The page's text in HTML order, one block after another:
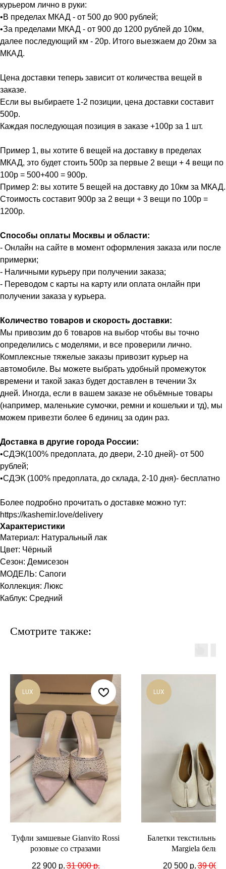
курьером лично в руки:
•В пределах МКАД - от 500 до 900 рублей;
•За пределами МКАД - от 900 до 1200 рублей до 10км,
далее последующий км - 20р. Итого выезжаем до 20км за
МКАД.
Цена доставки теперь зависит от количества вещей в
заказе.
Если вы выбираете 1-2 позиции, цена доставки составит
500р.
Каждая последующая позиция в заказе +100р за 1 шт.
Пример 1, вы хотите 6 вещей на доставку в пределах
МКАД, это будет стоить 500р за первые 2 вещи + 4 вещи по
100р = 500+400 = 900р.
Пример 2: вы хотите 5 вещей на доставку до 10км за МКАД.
Стоимость составит 900р за 2 вещи + 3 вещи по 100р =
1200р.
Способы оплаты Москвы и области:
- Онлайн на сайте в момент оформления заказа или после
примерки;
- Наличными курьеру при получении заказа;
- Переводом с карты на карту или оплата онлайн при
получении заказа у курьера.
Количество товаров и скорость доставки:
Мы привозим до 6 товаров на выбор чтобы вы точно
определились с моделями, и все проверили лично.
Комплексные тяжелые заказы привозит курьер на
автомобиле. Вы можете выбрать удобный промежуток
времени и такой заказ будет доставлен в течении 3х
дней. Иногда, если в вашем заказе не объёмные товары
(например, маленькие сумочки, ремни и кошельки и тд), мы
можем привезти более 6 единиц за один раз.
Доставка в другие города России:
•СДЭК(100% предоплата, до двери, 2-10 дней)- от 500
рублей;
•СДЭК (100% предоплата, до склада, 2-10 дня)- бесплатно
Более подробно прочитать о доставке можно тут:
https://kashemir.love/delivery
Характеристики
Материал: Натуральный лак
Цвет: Чёрный
Сезон: Демисезон
МОДЕЛЬ: Сапоги
Коллекция: Люкс
Каблук: Средний
Смотрите также:
LUX
Туфли замшевые Gianvito Rossi
розовые со стразами
22 900 р. 31 000 р.
LUX
Балетки текстильные
Margiela белые
20 500 р. 39 000